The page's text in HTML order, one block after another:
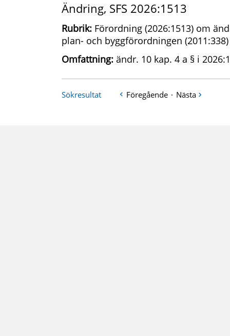
Ändring, SFS 2026:1513
Rubrik: Förordning (2026:1513) om
plan- och byggförordningen (2011:338)
Omfattning: ändr. 10 kap. 4 a § i
Sökresultat Föregående · Nästa